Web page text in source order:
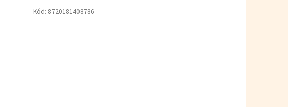
Kód: 8720181408786